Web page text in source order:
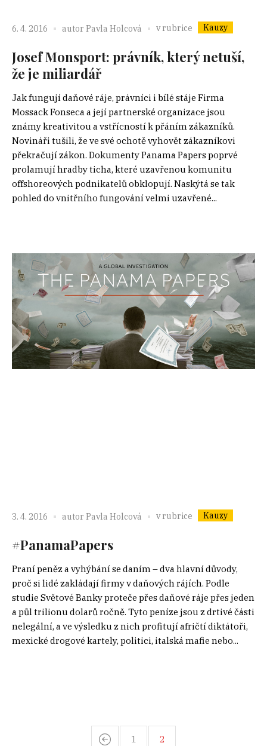
6. 4. 2016 autor Pavla Holcová v rubrice Kauzy
Josef Monsport: právník, který netuší,
že je miliardář
Jak fungují daňové ráje, právníci i bílé stáje Firma
Mossack Fonseca a její partnerské organizace jsou
známy kreativitou a vstřícností k přáním zákazníků.
Novináři tušili, že ve své ochotě vyhovět zákazníkovi
překračují zákon. Dokumenty Panama Papers poprvé
prolamují hradby ticha, které uzavřenou komunitu
offshoreových podnikatelů obklopují. Naskýtá se tak
pohled do vnitřního fungování velmi uzavřené...
3. 4. 2016 autor Pavla Holcová v rubrice Kauzy
#PanamaPapers
Praní peněz a vyhýbání se daním – dva hlavní důvody,
proč si lidé zakládají firmy v daňových rájích. Podle
studie Světové Banky proteče přes daňové ráje přes jeden
a půl trilionu dolarů ročně. Tyto peníze jsou z drtivé části
nelegální, a ve výsledku z nich profitují afričtí diktátoři,
mexické drogové kartely, politici, italská mafie nebo...
1 2